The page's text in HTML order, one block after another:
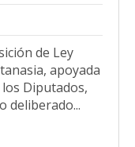
de Ley
apoyada
Diputados,
deliberado...